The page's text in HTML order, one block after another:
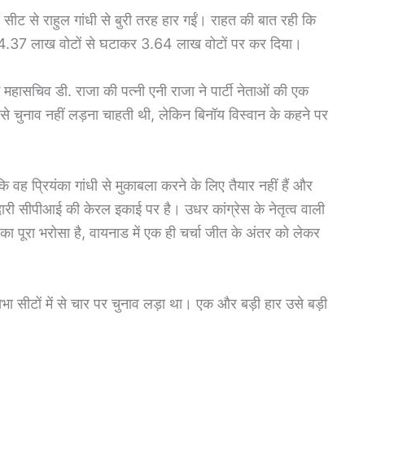
सीट से राहुल गांधी से बुरी तरह हार गईं। राहत की बात रही कि
लाख वोटों से घटाकर 3.64 लाख वोटों पर कर दिया।
डी. राजा की पत्नी एनी राजा ने पार्टी नेताओं की एक
चुनाव नहीं लड़ना चाहती थी, लेकिन बिनॉय विस्वान के कहने पर
वह प्रियंका गांधी से मुकाबला करने के लिए तैयार नहीं हैं और
सीपीआई की केरल इकाई पर है। उधर कांग्रेस के नेतृत्व वाली
पूरा भरोसा है, वायनाड में एक ही चर्चा जीत के अंतर को लेकर
सीटों में से चार पर चुनाव लड़ा था। एक और बड़ी हार उसे बड़ी